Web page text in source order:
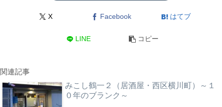
X Facebook はてブ
LINE コピー
関連記事
みこし鶴一２（居酒屋・西区横川町）～１
０年のブランク～